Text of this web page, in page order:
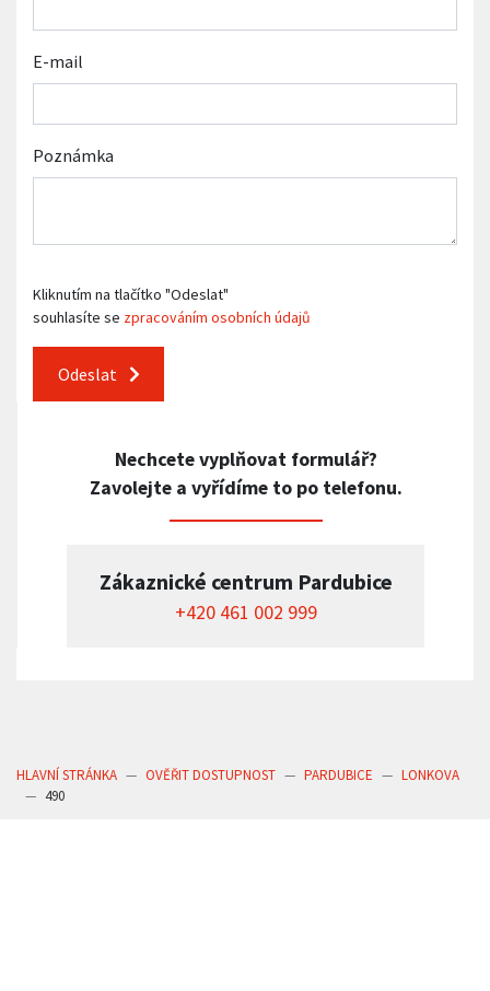
E-mail
Poznámka
Kliknutím na tlačítko "Odeslat"
souhlasíte se zpracováním osobních údajů
Odeslat
Nechcete vyplňovat formulář?
Zavolejte a vyřídíme to po telefonu.
Zákaznické centrum Pardubice
+420 461 002 999
HLAVNÍ STRÁNKA OVĚŘIT DOSTUPNOST PARDUBICE
LONKOVA
490